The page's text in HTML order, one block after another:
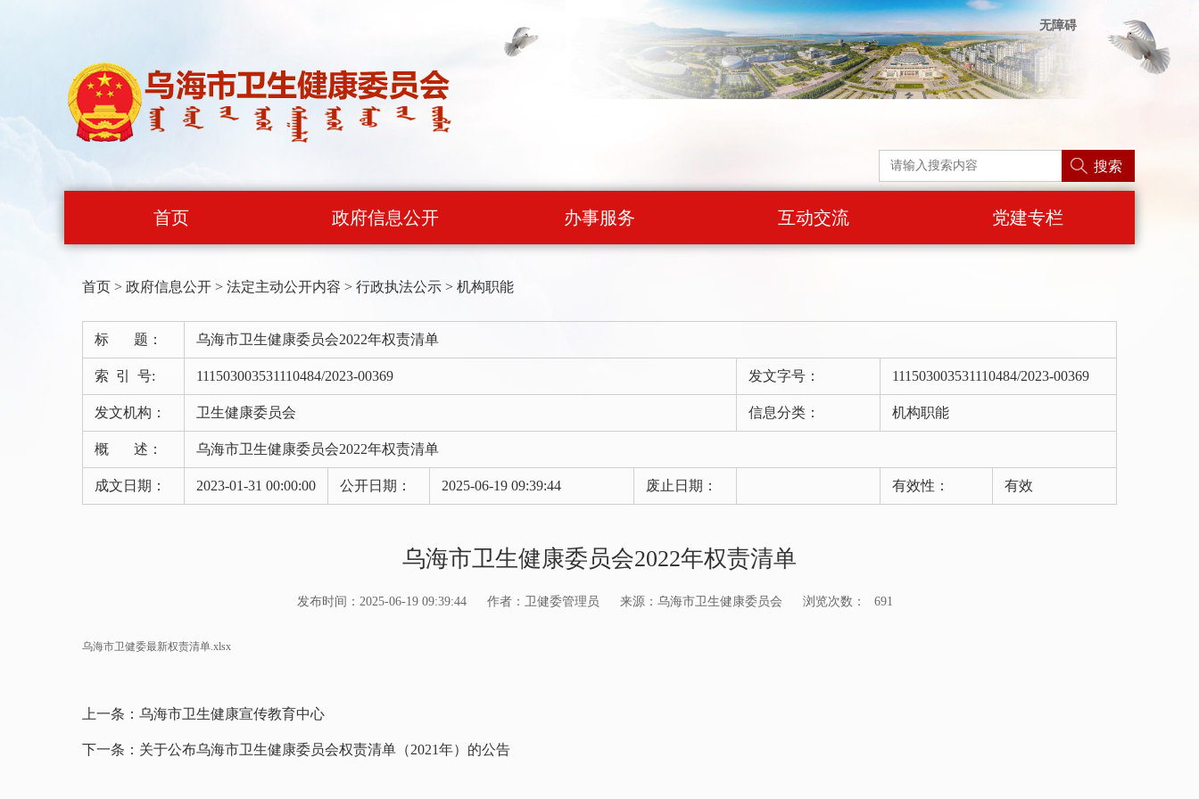
无障碍
搜索
首页 政府信息公开 办事服务 互动交流 党建专栏
首页 > 政府信息公开 > 法定主动公开内容 > 行政执法公示 > 机构职能
标 题： 乌海市卫生健康委员会2022年权责清单
索 引 号: 111503003531110484/2023-00369 发文字号： 111503003531110484/2023-00369
发文机构： 卫生健康委员会 信息分类： 机构职能
概 述： 乌海市卫生健康委员会2022年权责清单
成文日期： 2023-01-31 00:00:00 公开日期： 2025-06-19 09:39:44 废止日期： 有效性： 有效
乌海市卫生健康委员会2022年权责清单
发布时间：2025-06-19 09:39:44 作者：卫健委管理员 来源：乌海市卫生健康委员会 浏览次数： 691
乌海市卫健委最新权责清单.xlsx
上一条： 乌海市卫生健康宣传教育中心
下一条： 关于公布乌海市卫生健康委员会权责清单（2021年）的公告